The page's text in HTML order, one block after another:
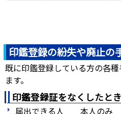
印鑑登録の紛失や廃止の
既に印鑑登録している方の各
ます。
印鑑登録証をなくしたと
届出できる人 本人のみ